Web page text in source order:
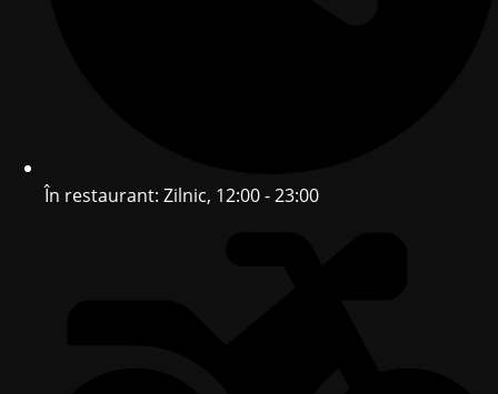
În restaurant: Zilnic, 12:00 - 23:00